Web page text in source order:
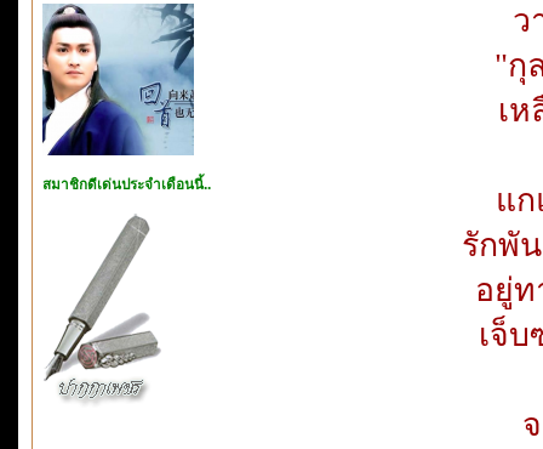
สมาชิกดีเด่นประจำเดือนนี้..
ว
"กุ
เ
แ
รักพั
อยู่
เจ็